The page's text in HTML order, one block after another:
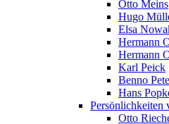
Otto Meins
Hugo
Elsa
Hermann
Hermann
Karl Peick
Benno
Hans
Persönlichkeiten
Otto